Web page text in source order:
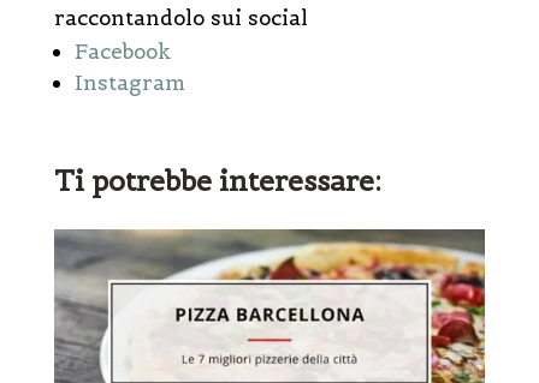
raccontandolo sui social
Facebook
Instagram
Ti potrebbe interessare: